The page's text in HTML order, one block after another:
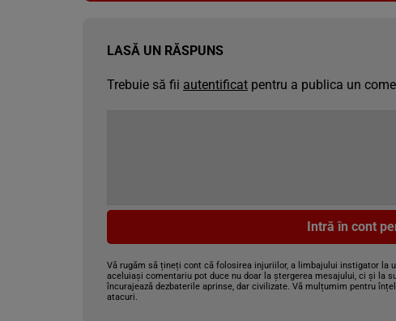
LASĂ UN RĂSPUNS
Trebuie să fii autentificat pentru a publica un
Intră în cont
Vă rugăm să țineți cont că folosirea injuriilor, a limbajului instigator la
aceluiași comentariu pot duce nu doar la ștergerea mesajului, ci și la
încurajează dezbaterile aprinse, dar civilizate. Vă mulțumim pentru
atacuri.